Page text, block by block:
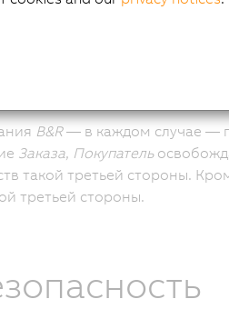
от настоящихОПУили от
соблюдать все
B&R— в каждом случае —
Заказа, Покупатель
такой третьей стороны.
третьей стороны.